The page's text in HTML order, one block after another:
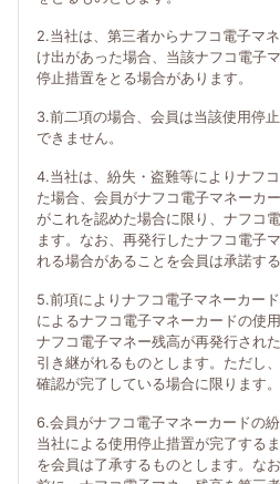
2.当社は、第三者からナフコ電子マ
け出があった場合、当該ナフコ電子
停止措置をとる場合があります。
3.前二項の場合、会員は当該使用停
できません。
4.当社は、紛失・盗難等によりナフ
た場合、会員がナフコ電子マネーカ
がこれを認めた場合に限り、ナフコ
ます。なお、再発行したナフコ電子
れる場合があることを会員は承諾す
5.前項によりナフコ電子マネーカー
によるナフコ電子マネーカードの使
ナフコ電子マネー残高が再発行され
引き継がれるものとします。ただし
確認が完了している場合に限ります。
6.会員がナフコ電子マネーカードの
当社による使用停止措置が完了する
を会員は了承するものとします。な